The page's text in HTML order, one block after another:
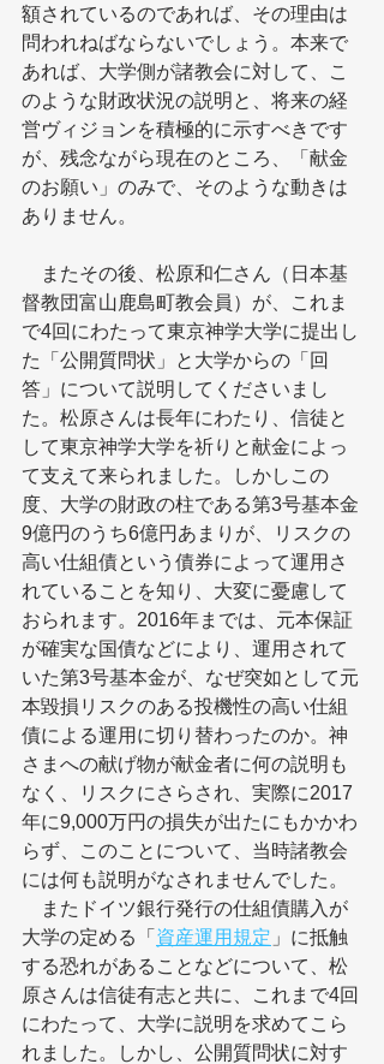
額されているのであれば、その理由は
問われねばならないでしょう。本来で
あれば、大学側が諸教会に対して、こ
のような財政状況の説明と、将来の経
営ヴィジョンを積極的に示すべきです
が、残念ながら現在のところ、「献金
のお願い」のみで、そのような動きは
ありません。
またその後、松原和仁さん（日本基
督教団富山鹿島町教会員）が、これま
で4回にわたって東京神学大学に提出し
た「公開質問状」と大学からの「回
答」について説明してくださいまし
た。松原さんは長年にわたり、信徒と
して東京神学大学を祈りと献金によっ
て支えて来られました。しかしこの
度、大学の財政の柱である第3号基本金
9億円のうち6億円あまりが、リスクの
高い仕組債という債券によって運用さ
れていることを知り、大変に憂慮して
おられます。2016年までは、元本保証
が確実な国債などにより、運用されて
いた第3号基本金が、なぜ突如として元
本毀損リスクのある投機性の高い仕組
債による運用に切り替わったのか。神
さまへの献げ物が献金者に何の説明も
なく、リスクにさらされ、実際に2017
年に9,000万円の損失が出たにもかかわ
らず、このことについて、当時諸教会
には何も説明がなされませんでした。
またドイツ銀行発行の仕組債購入が
大学の定める「 資産運用規定 」に抵触
する恐れがあることなどについて、松
原さんは信徒有志と共に、これまで4回
にわたって、大学に説明を求めてこら
れました。しかし、公開質問状に対す